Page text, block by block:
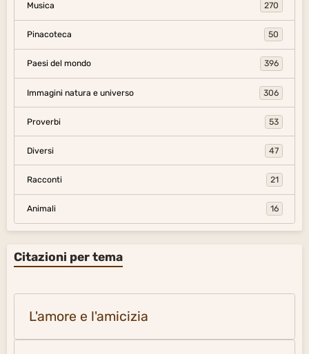
Musica 270
Pinacoteca 50
Paesi del mondo 396
Immagini natura e universo 306
Proverbi 53
Diversi 47
Racconti 21
Animali 16
Citazioni per tema
L'amore e l'amicizia